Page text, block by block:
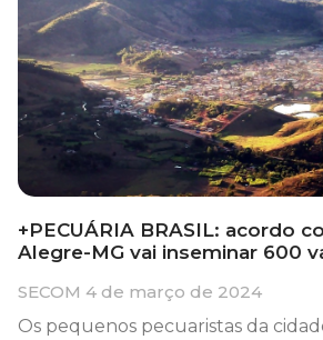
+PECUÁRIA BRASIL: acordo
Alegre-MG vai inseminar 600
SECOM 4 de março de 2024
Os pequenos pecuaristas da